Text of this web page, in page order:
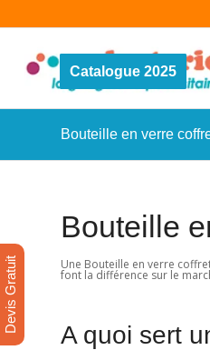
Catalogue 2025
Bouteille en verre
Bouteille
Une Bouteille en verre
font la différence sur le
A quoi sert
Devis Gratuit